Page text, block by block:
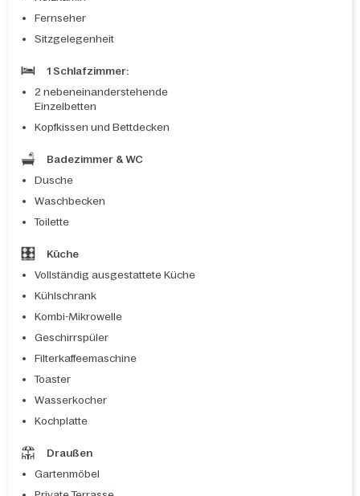
Fernseher
Sitzgelegenheit
1 Schlafzimmer:
2 nebeneinanderstehende
Einzelbetten
Kopfkissen und Bettdecken
Badezimmer & WC
Dusche
Waschbecken
Toilette
Küche
Vollständig ausgestattete Küche
Kühlschrank
Kombi-Mikrowelle
Geschirrspüler
Filterkaffeemaschine
Toaster
Wasserkocher
Kochplatte
Draußen
Gartenmöbel